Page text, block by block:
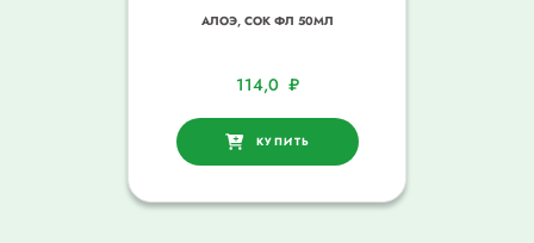
АЛОЭ, СОК ФЛ 50МЛ
114,0 ₽
КУПИТЬ